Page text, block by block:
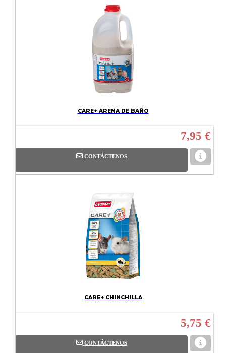
CARE+ ARENA DE BAÑO
7,95 €
CONTÁCTENOS
CARE+ CHINCHILLA
5,75 €
CONTÁCTENOS